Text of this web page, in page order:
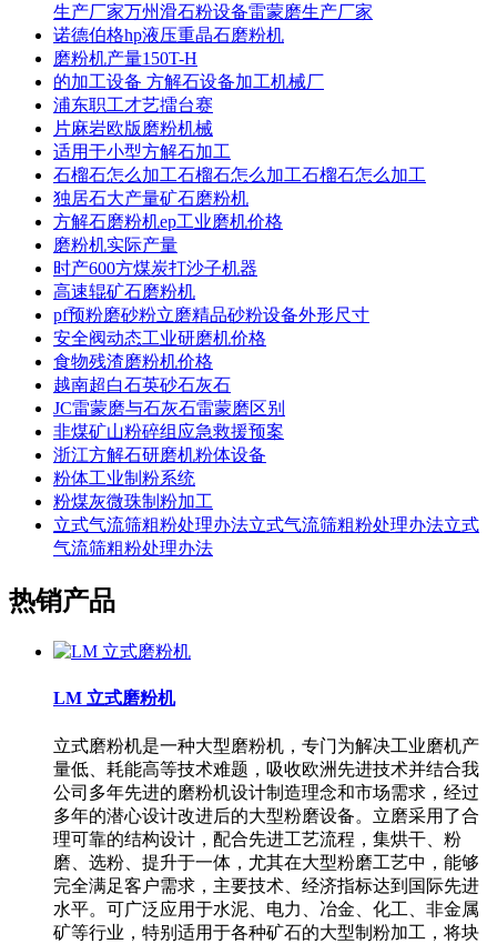
生产厂家万州滑石粉设备雷蒙磨生产厂家
诺德伯格hp液压重晶石磨粉机
磨粉机产量150T-H
的加工设备 方解石设备加工机械厂
浦东职工才艺擂台赛
片麻岩欧版磨粉机械
适用于小型方解石加工
石榴石怎么加工石榴石怎么加工石榴石怎么加工
独居石大产量矿石磨粉机
方解石磨粉机ep工业磨机价格
磨粉机实际产量
时产600方煤炭打沙子机器
高速辊矿石磨粉机
pf预粉磨砂粉立磨精品砂粉设备外形尺寸
安全阀动态工业研磨机价格
食物残渣磨粉机价格
越南超白石英砂石灰石
JC雷蒙磨与石灰石雷蒙磨区别
非煤矿山粉碎组应急救援预案
浙江方解石研磨机粉体设备
粉体工业制粉系统
粉煤灰微珠制粉加工
立式气流筛粗粉处理办法立式气流筛粗粉处理办法立式
气流筛粗粉处理办法
热销产品
LM 立式磨粉机
立式磨粉机是一种大型磨粉机，专门为解决工业磨机产
量低、耗能高等技术难题，吸收欧洲先进技术并结合我
公司多年先进的磨粉机设计制造理念和市场需求，经过
多年的潜心设计改进后的大型粉磨设备。立磨采用了合
理可靠的结构设计，配合先进工艺流程，集烘干、粉
磨、选粉、提升于一体，尤其在大型粉磨工艺中，能够
完全满足客户需求，主要技术、经济指标达到国际先进
水平。可广泛应用于水泥、电力、冶金、化工、非金属
矿等行业，特别适用于各种矿石的大型制粉加工，将块